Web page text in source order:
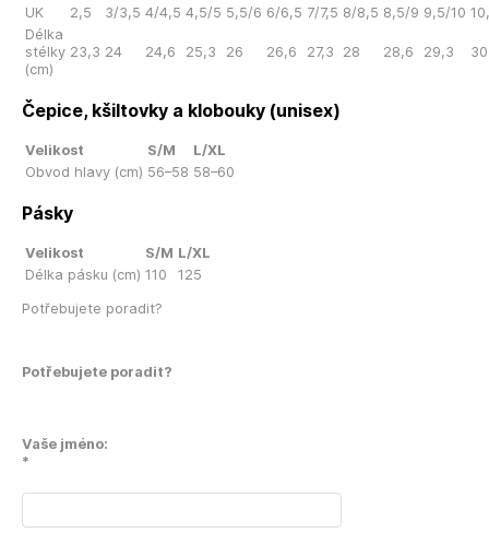
UK 2,5 3/3,5 4/4,5 4,5/5 5,5/6 6/6,5 7/7,5 8/8,5 8,5/9 9,5/10
Délka
stélky
(cm)
23,3 24 24,6 25,3 26 26,6 27,3 28 28,6 29,3 30
Čepice, kšiltovky a klobouky (unisex)
Velikost S/M
L/XL
Obvod hlavy (cm) 56–58 58–60
Pásky
Velikost S/M L/XL
Délka pásku (cm) 110 125
Potřebujete poradit?
Potřebujete poradit?
Vaše jméno:
*